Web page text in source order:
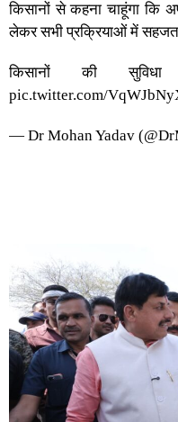
किसानों से कहना चाहूंगा कि
लेकर सभी प्रक्रियाओं में
किसानों की
pic.twitter.com/
— Dr Mohan Yadav